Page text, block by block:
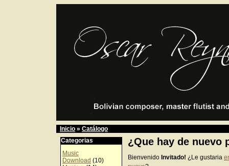
Inicio » Catálogo
Categorias
Music
Download (10)
¿Que hay de nuevo
Bienvenido Invitado! ¿Le gustaria